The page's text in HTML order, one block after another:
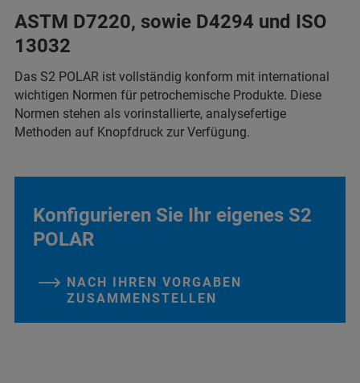
ASTM D7220, sowie D4294 und ISO
13032
Das S2 POLAR ist vollständig konform mit international
wichtigen Normen für petrochemische Produkte. Diese
Normen stehen als vorinstallierte, analysefertige
Methoden auf Knopfdruck zur Verfügung.
Konfigurieren Sie Ihr eigenes S2
POLAR
NACH IHREN VORGABEN
ZUSAMMENSTELLEN